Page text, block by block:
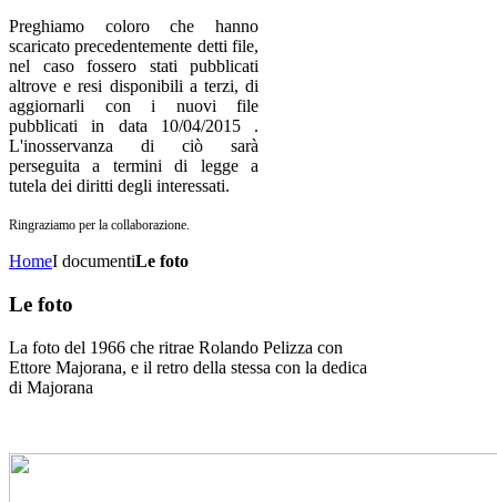
Preghiamo coloro che hanno
scaricato precedentemente detti file,
nel caso fossero stati pubblicati
altrove e resi disponibili a terzi, di
aggiornarli con i nuovi file
pubblicati in data 10/04/2015 .
L'inosservanza di ciò sarà
perseguita a termini di legge a
tutela dei diritti degli interessati.
Ringraziamo per la collaborazione.
HomeI documentiLe foto
Le foto
La foto del 1966 che ritrae Rolando Pelizza con
Ettore Majorana, e il retro della stessa con la dedica
di Majorana